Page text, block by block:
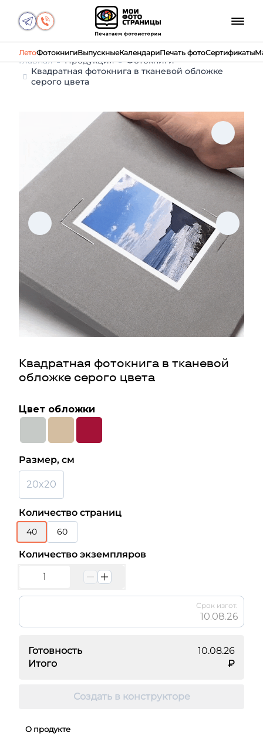
ЛетоФотокнигиВыпускныеКалендариПечать фотоСертификаты
Главная Продукция
Фотокниги
Квадратная фотокнига в тканевой обложке
серого цвета
Квадратная фотокнига в тканевой
обложке серого цвета
Цвет обложки
Количество экземпляров
Срок изгот.
10.08.26
Размер, см
20x20
Количество страниц
40 60
Готовность
10.08.26
Итого
₽
Создать в конструкторе
О продукте